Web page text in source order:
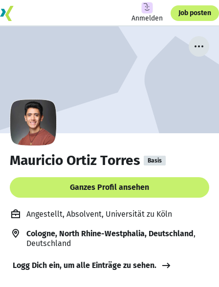
Anmelden
Job posten
Mauricio Ortiz Torres Basis
Ganzes Profil ansehen
Angestellt, Absolvent, Universität zu Köln
Cologne, North Rhine-Westphalia, Deutschland,
Deutschland
Logg Dich ein, um alle Einträge zu sehen.